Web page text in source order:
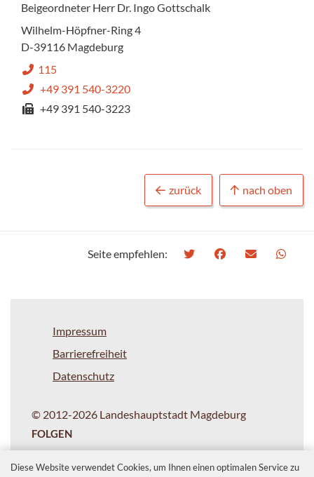
Diese Website verwendet Cookies, um Ihnen einen optimalen Service zu
Beigeordneter Herr Dr. Ingo Gottschalk
Wilhelm-Höpfner-Ring 4
D-39116 Magdeburg
115
+49 391 540-3220
+49 391 540-3223
zurück nach oben
Seite empfehlen:
Impressum
Barrierefreiheit
Datenschutz
© 2012-2026 Landeshauptstadt Magdeburg
FOLGEN